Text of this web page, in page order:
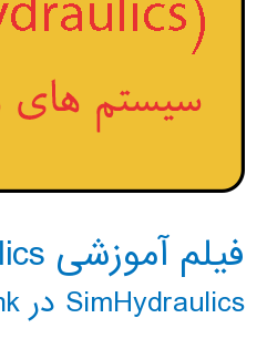
فیلم آموزشی SimHydraulics در simulink
SimHydraulics در simulink